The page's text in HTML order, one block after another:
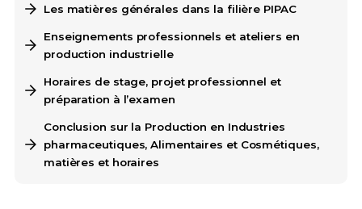
Les matières générales dans la filière PIPAC
Enseignements professionnels et ateliers en
production industrielle
Horaires de stage, projet professionnel et
préparation à l’examen
Conclusion sur la Production en Industries
pharmaceutiques, Alimentaires et Cosmétiques,
matières et horaires